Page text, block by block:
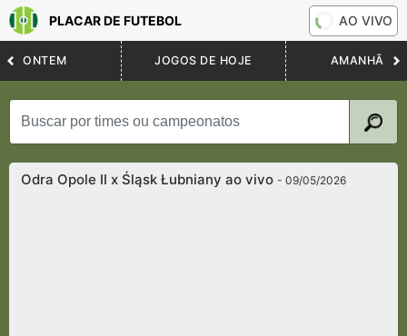
PLACAR DE FUTEBOL AO VIVO
ONTEM JOGOS DE HOJE AMANHÃ
Odra Opole II x Śląsk Łubniany ao vivo- 09/05/2026